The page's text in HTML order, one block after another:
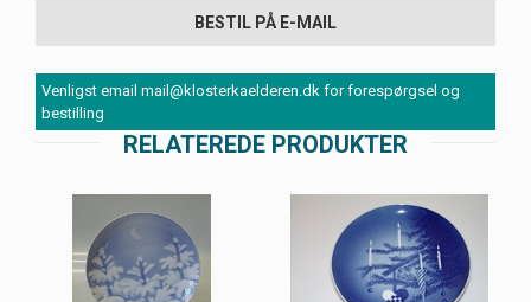
BESTIL PÅ E-MAIL
Venligst email mail@klosterkaelderen.dk for forespørgsel og
bestilling
RELATEREDE PRODUKTER